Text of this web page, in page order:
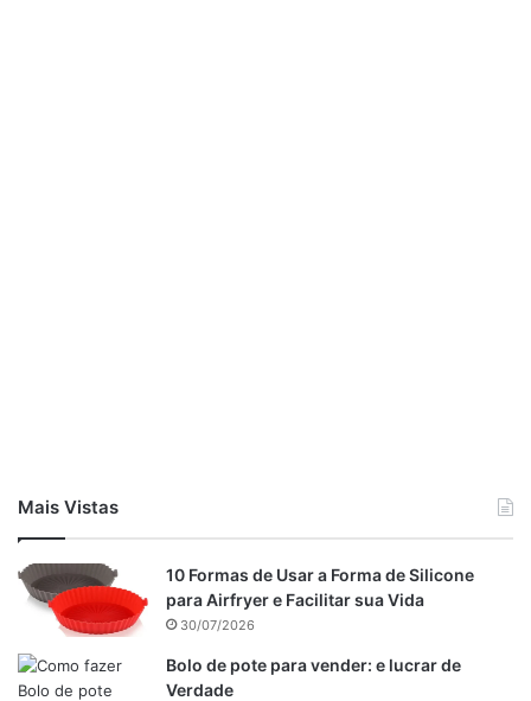
Mais Vistas
10 Formas de Usar a Forma de Silicone
para Airfryer e Facilitar sua Vida
30/07/2026
Bolo de pote para vender: e lucrar de
Verdade